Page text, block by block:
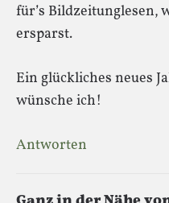
für’s Bildzeitunglesen,
ersparst.
Ein glückliches neues
wünsche ich!
Antworten